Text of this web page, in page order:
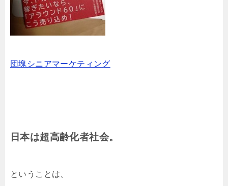
団塊シニアマーケティング
日本は超高齢化者社会。
ということは、